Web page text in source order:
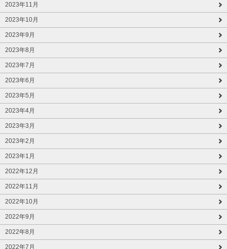
2023年11月
2023年10月
2023年9月
2023年8月
2023年7月
2023年6月
2023年5月
2023年4月
2023年3月
2023年2月
2023年1月
2022年12月
2022年11月
2022年10月
2022年9月
2022年8月
2022年7月